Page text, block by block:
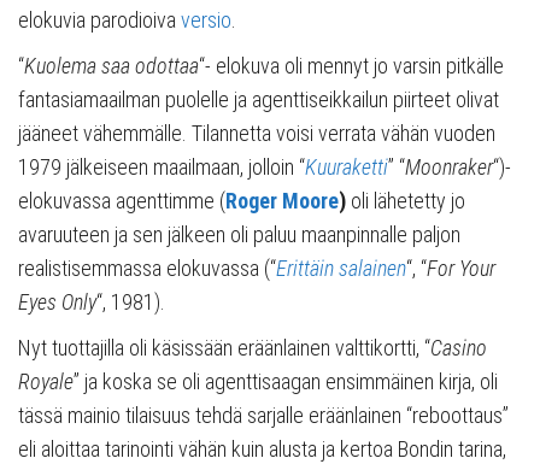
elokuvia parodioiva versio
“Kuolema saa odottaa“- elokuva oli mennyt jo varsin pitkälle
fantasiamaailman puolelle ja agenttiseikkailun piirteet olivat
jääneet vähemmälle. Tilannetta voisi verrata vähän vuoden
1979 jälkeiseen maailmaan, jolloin “Kuuraketti” “Moonraker“)-
elokuvassa agenttimme (Roger Moore) oli lähetetty jo
avaruuteen ja sen jälkeen oli paluu maanpinnalle paljon
realistisemmassa elokuvassa (“Erittäin salainen“, “For Your
Eyes Only“, 1981).
Nyt tuottajilla oli käsissään eräänlainen valttikortti, “Casino
Royale” ja koska se oli agenttisaagan ensimmäinen kirja, oli
tässä mainio tilaisuus tehdä sarjalle eräänlainen “reboottaus”
eli aloittaa tarinointi vähän kuin alusta ja kertoa Bondin tarina,